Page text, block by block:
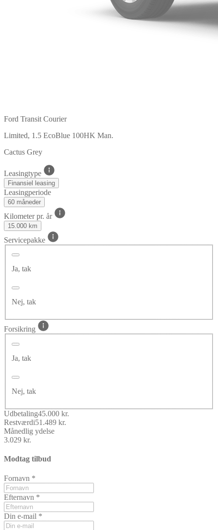
Ford Transit Courier
Limited, 1.5 EcoBlue 100HK Man.
Cactus Grey
Leasingtype
Finansiel leasing
Leasingperiode
60 måneder
Kilometer pr. år
15.000 km
Servicepakke
Ja, tak
Nej, tak
Forsikring
Ja, tak
Nej, tak
Udbetaling45.000 kr.
Restværdi51.489 kr.
Månedlig ydelse
3.029 kr.
Modtag tilbud
Fornavn *
Efternavn *
Din e-mail *